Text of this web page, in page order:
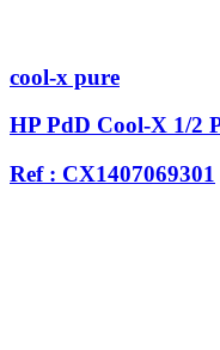
cool-x pure
HP PdD Cool-X 1/2
Ref : CX1407069301